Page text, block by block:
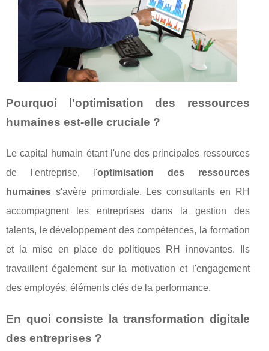
Pourquoi l'optimisation des ressources
humaines est-elle cruciale ?
Le capital humain étant l'une des principales ressources
de l'entreprise, l'optimisation des ressources
humaines s'avère primordiale. Les consultants en RH
accompagnent les entreprises dans la gestion des
talents, le développement des compétences, la formation
et la mise en place de politiques RH innovantes. Ils
travaillent également sur la motivation et l'engagement
des employés, éléments clés de la performance.
En quoi consiste la transformation digitale
des entreprises ?